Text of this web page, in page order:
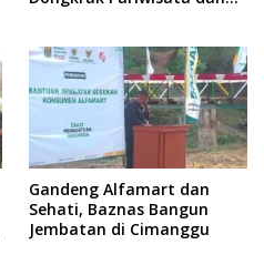
Gandeng Alfamart dan
Sehati, Baznas Bangun
Jembatan di Cimanggu